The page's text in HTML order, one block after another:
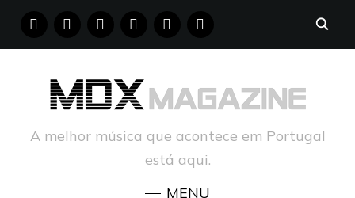
FACEBOOKINSTAGRAM
YOUTUBE PINTERESTTUMBLR
A melhor música que acontece em Portugal
está aqui.
MENU